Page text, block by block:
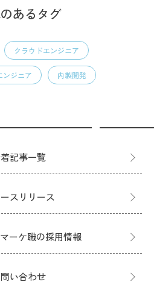
あるタグ
クラウドエンジニア
ンジニア 内製開発
記事一覧
スリリース
ーケ職の採用情報
い合わせ